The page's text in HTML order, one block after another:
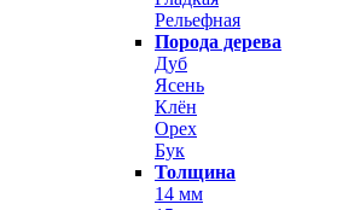
Рельефная
Порода дерева
Дуб
Ясень
Клён
Орех
Бук
Толщина
14 мм